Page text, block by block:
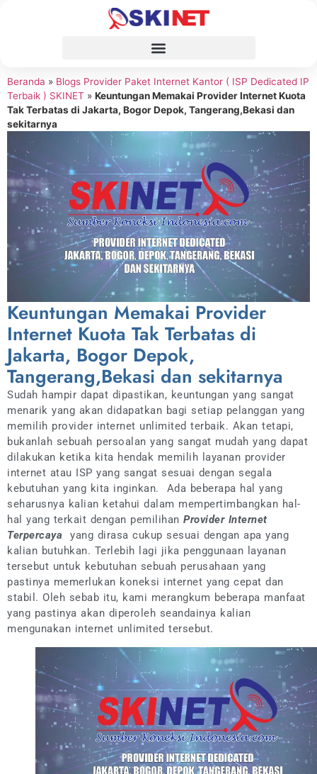
Beranda » Blogs Provider Paket Internet Kantor ( ISP Dedicated IP
Terbaik ) SKINET » Keuntungan Memakai Provider Internet Kuota
Tak Terbatas di Jakarta, Bogor Depok, Tangerang,Bekasi dan
sekitarnya
Keuntungan Memakai Provider
Internet Kuota Tak Terbatas di
Jakarta, Bogor Depok,
Tangerang,Bekasi dan sekitarnya
Sudah hampir dapat dipastikan, keuntungan yang sangat
menarik yang akan didapatkan bagi setiap pelanggan yang
memilih provider internet unlimited terbaik. Akan tetapi,
bukanlah sebuah persoalan yang sangat mudah yang dapat
dilakukan ketika kita hendak memilih layanan provider
internet atau ISP yang sangat sesuai dengan segala
kebutuhan yang kita inginkan. Ada beberapa hal yang
seharusnya kalian ketahui dalam mempertimbangkan hal-
hal yang terkait dengan pemilihan Provider Internet
Terpercaya
yang dirasa cukup sesuai dengan apa yang
kalian butuhkan. Terlebih lagi jika penggunaan layanan
tersebut untuk kebutuhan sebuah perusahaan yang
pastinya memerlukan koneksi internet yang cepat dan
stabil. Oleh sebab itu, kami merangkum beberapa manfaat
yang pastinya akan diperoleh seandainya kalian
mengunakan internet unlimited tersebut.